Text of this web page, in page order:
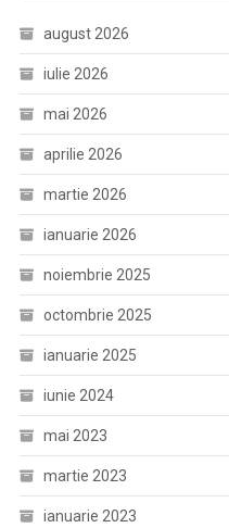
august 2026
iulie 2026
mai 2026
aprilie 2026
martie 2026
ianuarie 2026
noiembrie 2025
octombrie 2025
ianuarie 2025
iunie 2024
mai 2023
martie 2023
ianuarie 2023